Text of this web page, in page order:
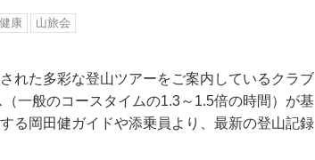
健康 山旅会
れた多彩な登山ツアーをご案内しているクラブ
一般のコースタイムの1.3～1.5倍の時間）が基
る岡田健ガイドや添乗員より、最新の登山記録